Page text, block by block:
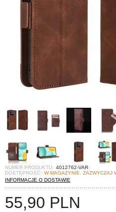
NUMER PRODUKTU: 4012762-VAR
DOSTĘPNOŚĆ: W MAGAZYNIE. ZAZWYCZAJ
INFORMACJE O DOSTAWIE
55,90 PLN